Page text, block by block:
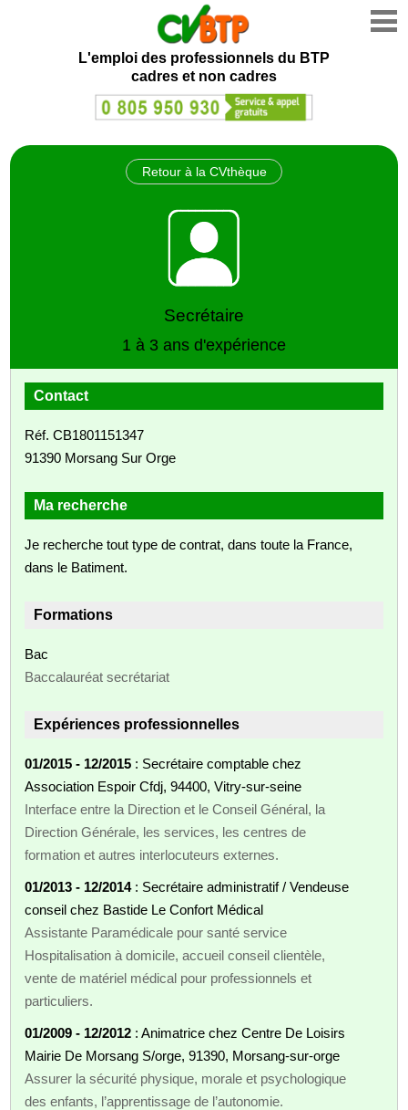
L'emploi des professionnels du BTP
cadres et non cadres
Retour à la CVthèque
Secrétaire
1 à 3 ans d'expérience
Contact
Réf. CB1801151347
91390 Morsang Sur Orge
Ma recherche
Je recherche tout type de contrat, dans toute la France,
dans le Batiment.
Formations
Bac
Baccalauréat secrétariat
Expériences professionnelles
01/2015 - 12/2015 : Secrétaire comptable chez
Association Espoir Cfdj, 94400, Vitry-sur-seine
Interface entre la Direction et le Conseil Général, la
Direction Générale, les services, les centres de
formation et autres interlocuteurs externes.
01/2013 - 12/2014: Secrétaire administratif / Vendeuse
conseil chez Bastide Le Confort Médical
Assistante Paramédicale pour santé service
Hospitalisation à domicile, accueil conseil clientèle,
vente de matériel médical pour professionnels et
particuliers.
01/2009 - 12/2012 : Animatrice chez Centre De Loisirs
Mairie De Morsang S/orge, 91390, Morsang-sur-orge
Assurer la sécurité physique, morale et psychologique
des enfants, l’apprentissage de l’autonomie.